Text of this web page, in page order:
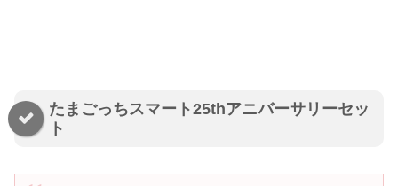
たまごっちスマート25thアニバーサリーセッ
ト